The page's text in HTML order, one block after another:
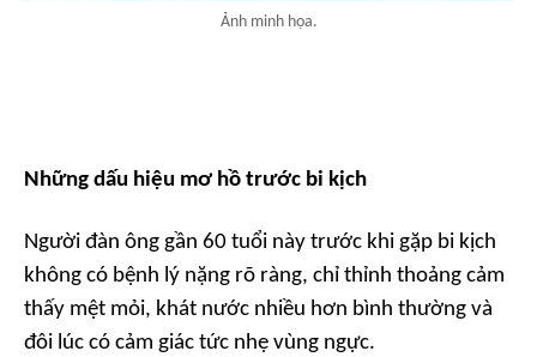
Ảnh minh họa.
Những dấu hiệu mơ hồ trước bi kịch
Người đàn ông gần 60 tuổi này trước khi gặp bi kịch
không có bệnh lý nặng rõ ràng, chỉ thỉnh thoảng cảm
thấy mệt mỏi, khát nước nhiều hơn bình thường và
đôi lúc có cảm giác tức nhẹ vùng ngực.